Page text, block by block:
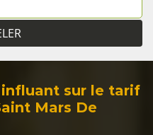
sur le tarif
Mars De